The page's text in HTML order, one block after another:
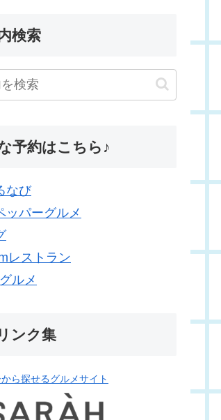
検索
予約はこちら♪
なび
ッパーグルメ
レストラン
ルメ
ンク集
ら探せるグルメサイト